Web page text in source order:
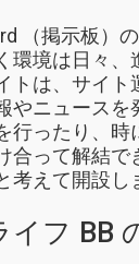
（掲示板）
環境は日々、
トは、サイト
やニュースを
行ったり、時
合って解結で
考えて開設し
イフ BB